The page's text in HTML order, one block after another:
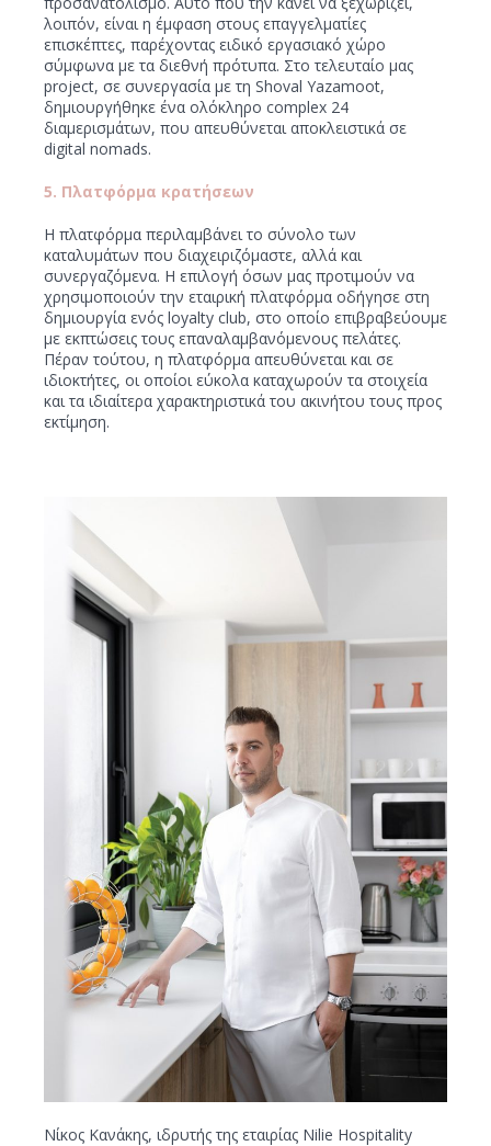
λοιπόν, είναι η έμφαση στους επαγγελματίες
επισκέπτες, παρέχοντας ειδικό εργασιακό χώρο
σύμφωνα με τα διεθνή πρότυπα. Στο τελευταίο μας
project, σε συνεργασία με τη Shoval Yazamoot,
δημιουργήθηκε ένα ολόκληρο complex 24
διαμερισμάτων, που απευθύνεται αποκλειστικά σε
digital nomads.
5. Πλατφόρμα κρατήσεων
Η πλατφόρμα περιλαμβάνει το σύνολο των
καταλυμάτων που διαχειριζόμαστε, αλλά και
συνεργαζόμενα. Η επιλογή όσων μας προτιμούν να
χρησιμοποιούν την εταιρική πλατφόρμα οδήγησε στη
δημιουργία ενός loyalty club, στο οποίο επιβραβεύουμε
με εκπτώσεις τους επαναλαμβανόμενους πελάτες.
Πέραν τούτου, η πλατφόρμα απευθύνεται και σε
ιδιοκτήτες, οι οποίοι εύκολα καταχωρούν τα στοιχεία
και τα ιδιαίτερα χαρακτηριστικά του ακινήτου τους προς
εκτίμηση.
Νίκος Κανάκης, ιδρυτής της εταιρίας Nilie Hospitality